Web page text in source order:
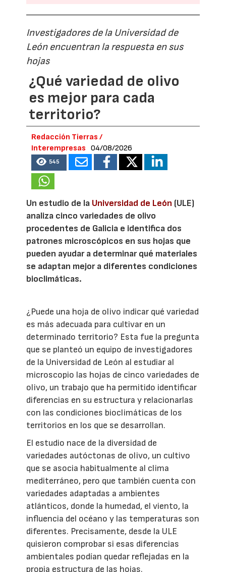
Investigadores de la Universidad de
León encuentran la respuesta en sus
hojas
¿Qué variedad de olivo
es mejor para cada
territorio?
Redacción Tierras /
Interempresas
04/08/2026
545
Un estudio de la Universidad de León (ULE)
analiza cinco variedades de olivo
procedentes de Galicia e identifica dos
patrones microscópicos en sus hojas que
pueden ayudar a determinar qué materiales
se adaptan mejor a diferentes condiciones
bioclimáticas.
¿Puede una hoja de olivo indicar qué variedad
es más adecuada para cultivar en un
determinado territorio? Esta fue la pregunta
que se planteó un equipo de investigadores
de la Universidad de León al estudiar al
microscopio las hojas de cinco variedades de
olivo, un trabajo que ha permitido identificar
diferencias en su estructura y relacionarlas
con las condiciones bioclimáticas de los
territorios en los que se desarrollan.
El estudio nace de la diversidad de
variedades autóctonas de olivo, un cultivo
que se asocia habitualmente al clima
mediterráneo, pero que también cuenta con
variedades adaptadas a ambientes
atlánticos, donde la humedad, el viento, la
influencia del océano y las temperaturas son
diferentes. Precisamente, desde la ULE
quisieron comprobar si esas diferencias
ambientales podían quedar reflejadas en la
propia estructura de las hojas.